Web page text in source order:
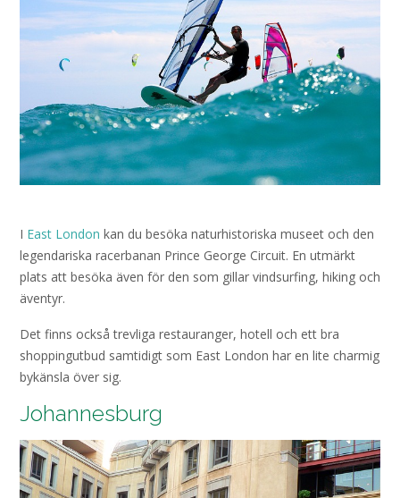
I East London kan du besöka naturhistoriska museet och den
legendariska racerbanan Prince George Circuit. En utmärkt
plats att besöka även för den som gillar vindsurfing, hiking och
äventyr.
Det finns också trevliga restauranger, hotell och ett bra
shoppingutbud samtidigt som East London har en lite charmig
bykänsla över sig.
Johannesburg